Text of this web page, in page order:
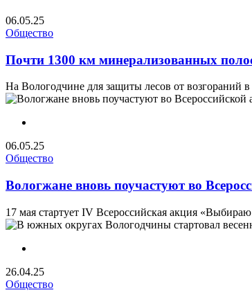
06.05.25
Общество
Почти 1300 км минерализованных
На Вологодчине для защиты лесов от возгораний
06.05.25
Общество
Вологжане вновь поучастуют во
17 мая стартует IV Всероссийская акция
26.04.25
Общество